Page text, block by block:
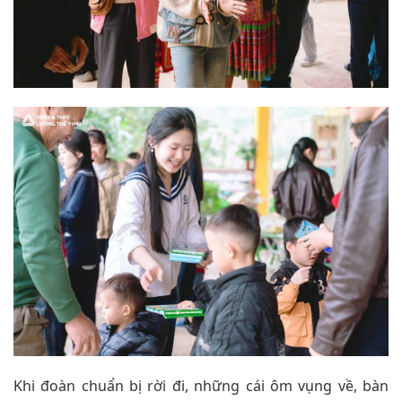
Khi đoàn chuẩn bị rời đi, những cái ôm vụng về, bàn